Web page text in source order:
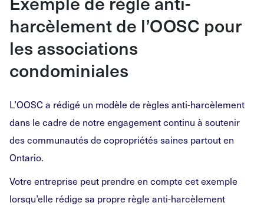
harcèlement de l’OOSC pour
les associations
condominiales
L’OOSC a rédigé un modèle de règles anti-harcèlement
dans le cadre de notre engagement continu à soutenir
des communautés de copropriétés saines partout en
Ontario.
Votre entreprise peut prendre en compte cet exemple
lorsqu’elle rédige sa propre règle anti-harcèlement